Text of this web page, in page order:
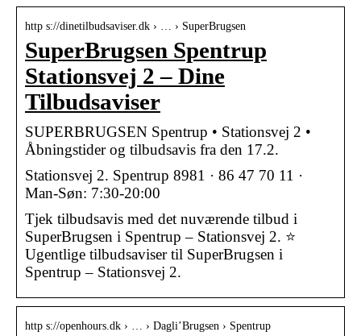
http s://dinetilbudsaviser.dk › … › SuperBrugsen
SuperBrugsen Spentrup
Stationsvej 2 – Dine
Tilbudsaviser
SUPERBRUGSEN Spentrup • Stationsvej 2 •
Åbningstider og tilbudsavis fra den 17.2.
Stationsvej 2. Spentrup 8981 · 86 47 70 11 ·
Man-Søn: 7:30-20:00
Tjek tilbudsavis med det nuværende tilbud i
SuperBrugsen i Spentrup – Stationsvej 2. ⭐
Ugentlige tilbudsaviser til SuperBrugsen i
Spentrup – Stationsvej 2.
http s://openhours.dk › … › Dagli’Brugsen › Spentrup